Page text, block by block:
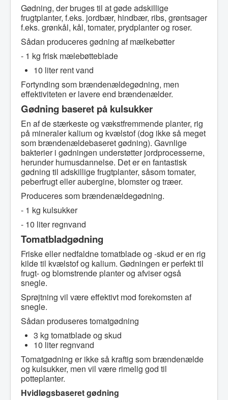
Gødning, der bruges til at gøde adskillige
frugtplanter, f.eks. jordbær, hindbær, ribs, grøntsager
f.eks. grønkål, kål, tomater, prydplanter og roser.
Sådan produceres gødning af mælkebøtter
- 1 kg frisk mælebøtteblade
10 liter rent vand
Fortynding som brændenældegødning, men
effektiviteten er lavere end brændenælder.
Gødning baseret på kulsukker
En af de stærkeste og vækstfremmende planter, rig
på mineraler kalium og kvælstof (dog ikke så meget
som brændenældebaseret gødning). Gavnlige
bakterier i gødningen understøtter jordprocesserne,
herunder humusdannelse. Det er en fantastisk
gødning til adskillige frugtplanter, såsom tomater,
peberfrugt eller aubergine, blomster og træer.
Produceres som brændenældegødning.
- 1 kg kulsukker
- 10 liter regnvand
Tomatbladgødning
Friske eller nedfaldne tomatblade og -skud er en rig
kilde til kvælstof og kalium. Gødningen er perfekt til
frugt- og blomstrende planter og afviser også
snegle.
Sprøjtning vil være effektivt mod forekomsten af ​​
snegle.
Sådan produseres tomatgødning
3 kg tomatblade og skud
10 liter regnvand
Tomatgødning er ikke så kraftig som brændenælde
og kulsukker, men vil være rimelig god til
potteplanter.
Hvidløgsbaseret gødning